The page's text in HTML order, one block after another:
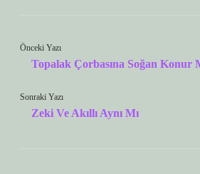
Önceki Yazı
Topalak Çorbasına Soğan Konur
Sonraki Yazı
Zeki Ve Akıllı Aynı Mı